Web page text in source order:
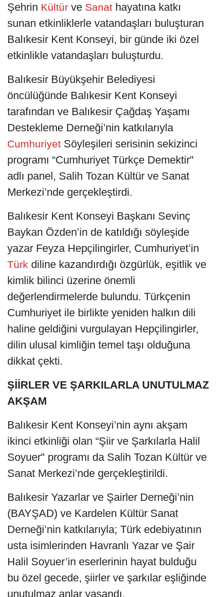
Şehrin Kültür ve Sanat hayatına katkı
sunan etkinliklerle vatandaşları buluşturan
Balıkesir Kent Konseyi, bir günde iki özel
etkinlikle vatandaşları buluşturdu.
Balıkesir Büyükşehir Belediyesi
öncülüğünde Balıkesir Kent Konseyi
tarafından ve Balıkesir Çağdaş Yaşamı
Destekleme Derneği’nin katkılarıyla
Cumhuriyet Söyleşileri serisinin sekizinci
programı “Cumhuriyet Türkçe Demektir"
adlı panel, Salih Tozan Kültür ve Sanat
Merkezi’nde gerçekleştirdi.
Balıkesir Kent Konseyi Başkanı Sevinç
Baykan Özden’in de katıldığı söyleşide
yazar Feyza Hepçilingirler, Cumhuriyet’in
Türk diline kazandırdığı özgürlük, eşitlik ve
kimlik bilinci üzerine önemli
değerlendirmelerde bulundu. Türkçenin
Cumhuriyet ile birlikte yeniden halkın dili
haline geldiğini vurgulayan Hepçilingirler,
dilin ulusal kimliğin temel taşı olduğuna
dikkat çekti.
ŞİİRLER VE ŞARKILARLA UNUTULMAZ
AKŞAM
Balıkesir Kent Konseyi’nin aynı akşam
ikinci etkinliği olan “Şiir ve Şarkılarla Halil
Soyuer" programı da Salih Tozan Kültür ve
Sanat Merkezi’nde gerçekleştirildi.
Balıkesir Yazarlar ve Şairler Derneği’nin
(BAYŞAD) ve Kardelen Kültür Sanat
Derneği’nin katkılarıyla; Türk edebiyatının
usta isimlerinden Havranlı Yazar ve Şair
Halil Soyuer’in eserlerinin hayat bulduğu
bu özel gecede, şiirler ve şarkılar eşliğinde
unutulmaz anlar yaşandı.